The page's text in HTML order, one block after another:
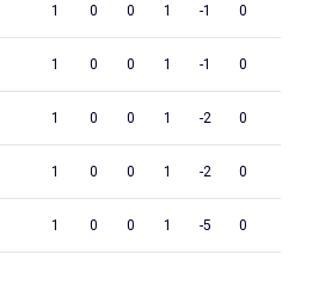
1 0 0 1 -1 0
1 0 0 1 -1 0
1 0 0 1 -2 0
1 0 0 1 -2 0
1 0 0 1 -5 0